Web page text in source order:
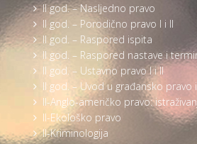
II god. – Nasljedno pravo
II god. – Porodično pravo I i II
II god. – Raspored ispita
II god. – Raspored nastave i
II god. – Ustavno pravo I i II
II god. – Uvod u građansko pravo
II-Anglo-američko pravo:
II-Ekološko pravo
II-Kriminologija